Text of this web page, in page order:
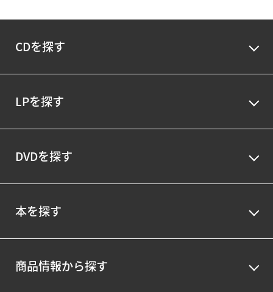
CDを探す
LPを探す
DVDを探す
本を探す
商品情報から探す